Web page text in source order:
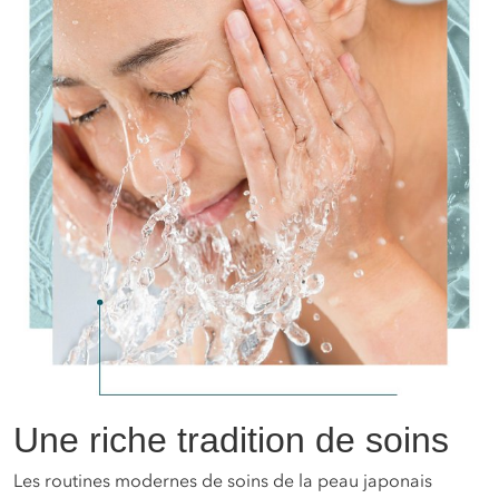
Une riche tradition de soins
Les routines modernes de soins de la peau japonais